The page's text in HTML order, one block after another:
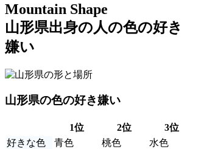
Mountain Shape
山形県出身の人の色の好き
嫌い
山形県の色の好き嫌い
1位 2位
3位
好きな色
青色 桃色
水色